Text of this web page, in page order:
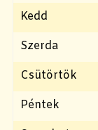
Kedd
Szerda
Csütörtök
Péntek